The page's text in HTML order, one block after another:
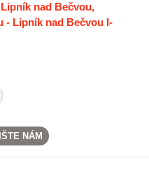
nad Bečvou,
- Lipník nad Bečvou I-
NÁM